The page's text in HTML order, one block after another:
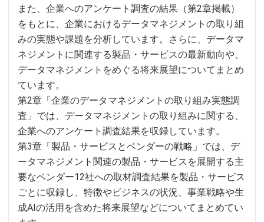
また、企業へのアンケート調査の結果（第2章掲載）
をもとに、企業におけるデータマネジメントの取り組
みの実態や課題を分析しています。さらに、データマ
ネジメントに関連する製品・サービスの最新動向や、
データマネジメントをめぐる将来展望についてまとめ
ています。
第2章「企業のデータマネジメントの取り組み実態調
査」では、データマネジメントの取り組みに関する、
企業へのアンケート調査結果を収録しています。
第3章「製品・サービスとベンダーの戦略」では、デ
ータマネジメント関連の製品・サービスを展開する主
要なベンダー12社への取材調査結果を製品・サービス
ごとに収録し、特徴やビジネスの状況、事業戦略や生
成AIの活用を含めた将来展望などについてまとめてい